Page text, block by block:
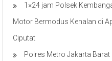
1×24 jam Polsek
Motor Bermodus Kenalan di
Ciputat
Polres Metro Jakarta